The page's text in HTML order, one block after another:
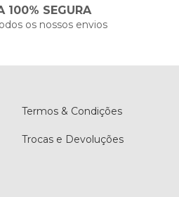
100% SEGURA
os nossos envios
Termos & Condições
Trocas e Devoluções